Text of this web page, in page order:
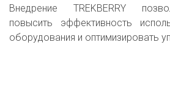
Внедрение TREKBERRY
повысить эффективность
оборудования и оптимизировать